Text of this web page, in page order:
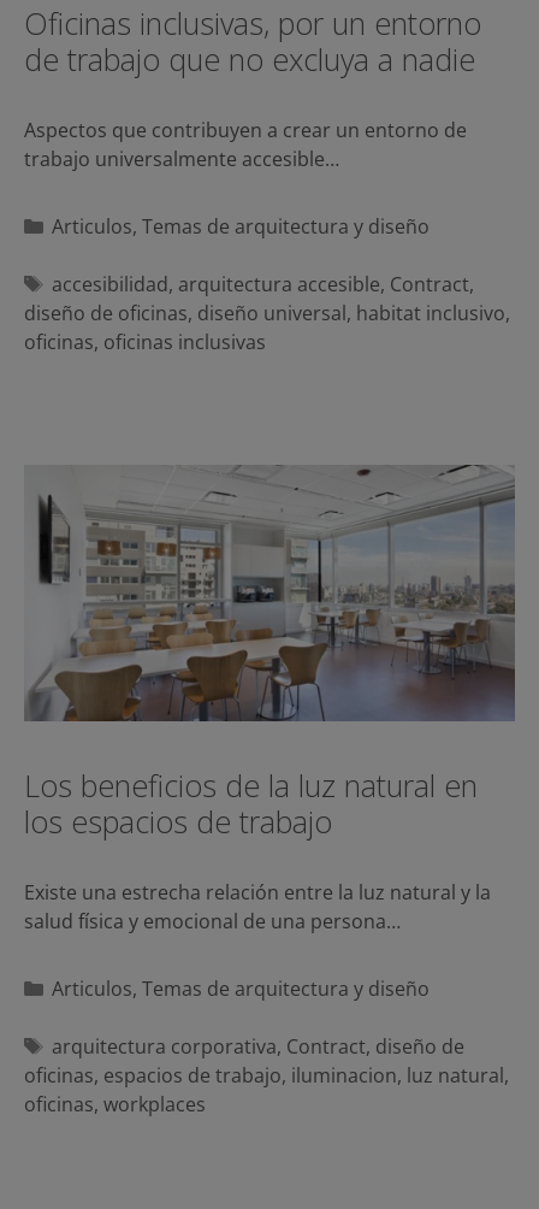
Oficinas inclusivas, por un entorno
de trabajo que no excluya a nadie
Aspectos que contribuyen a crear un entorno de
trabajo universalmente accesible…
Categorías
Articulos, Temas de arquitectura y diseño
Etiquetas
accesibilidad, arquitectura accesible, Contract,
diseño de oficinas, diseño universal, habitat inclusivo,
oficinas, oficinas inclusivas
Los beneficios de la luz natural en
los espacios de trabajo
Existe una estrecha relación entre la luz natural y la
salud física y emocional de una persona…
Categorías
Articulos, Temas de arquitectura y diseño
Etiquetas
arquitectura corporativa, Contract, diseño de
oficinas, espacios de trabajo, iluminacion, luz natural,
oficinas, workplaces